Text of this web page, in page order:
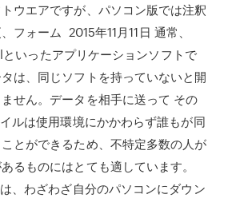
ウエアですが、パソコン版では注釈
フォーム 2015年11月11日 通常、
いったアプリケーションソフトで
は、同じソフトを持っていないと開
せん。データを相手に送って その
ルは使用環境にかかわらず誰もが同
とができるため、不特定多数の人が
るものにはとても適しています。
、わざわざ自分のパソコンにダウン